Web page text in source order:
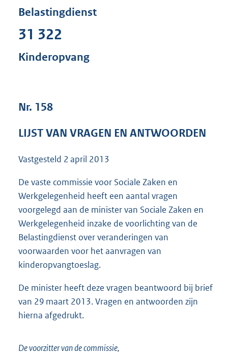
K
Belastingdienst
31 322
Kinderopvang
Nr. 158
LIJST VAN VRAGEN EN ANTWOORDEN
Vastgesteld 2 april 2013
De vaste commissie voor Sociale Zaken en
Werkgelegenheid heeft een aantal vragen
voorgelegd aan de minister van Sociale Zaken en
Werkgelegenheid inzake de voorlichting van de
Belastingdienst over veranderingen van
voorwaarden voor het aanvragen van
kinderopvangtoeslag.
De minister heeft deze vragen beantwoord bij brief
van 29 maart 2013. Vragen en antwoorden zijn
hierna afgedrukt.
De voorzitter van de commissie,